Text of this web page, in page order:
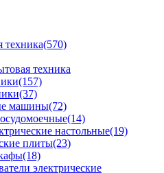
техника(570)
техника
(157)
(37)
машины(72)
(14)
настольные(19)
плиты(23)
(18)
электрические